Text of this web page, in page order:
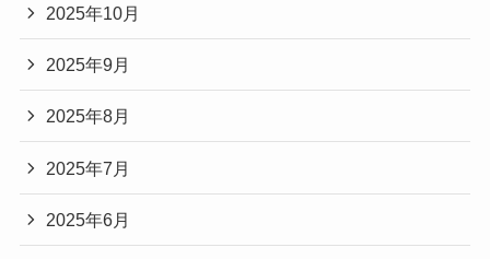
2025年10月
2025年9月
2025年8月
2025年7月
2025年6月